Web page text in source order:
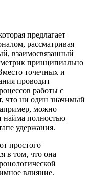
предлагает
рассматривая
взаимосвязанный
принципиально
точечных и
проводит
работы с
что ни один значимый
можно
найма полностью
удержания.
простого
в том, что она
влияние.